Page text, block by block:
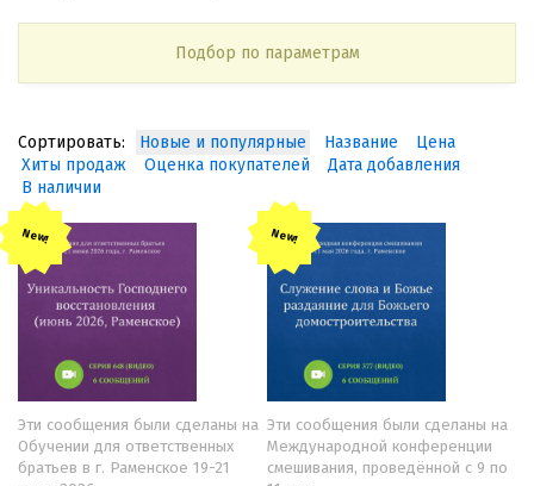
Подбор по параметрам
Сортировать: Новые и популярные Название
Цена
Хиты продаж
Оценка покупателей
Дата добавления
В наличии
New!
Эти сообщения были сделаны на
Обучении для ответственных
братьев в г. Раменское 19-21
New!
Эти сообщения были сделаны на
Международной конференции
смешивания, проведённой с 9 по